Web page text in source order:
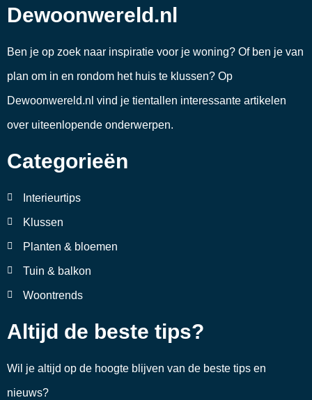
Dewoonwereld.nl
Ben je op zoek naar inspiratie voor je woning? Of ben je van
plan om in en rondom het huis te klussen? Op
Dewoonwereld.nl vind je tientallen interessante artikelen
over uiteenlopende onderwerpen.
Categorieën
Interieurtips
Klussen
Planten & bloemen
Tuin & balkon
Woontrends
Altijd de beste tips?
Wil je altijd op de hoogte blijven van de beste tips en
nieuws?